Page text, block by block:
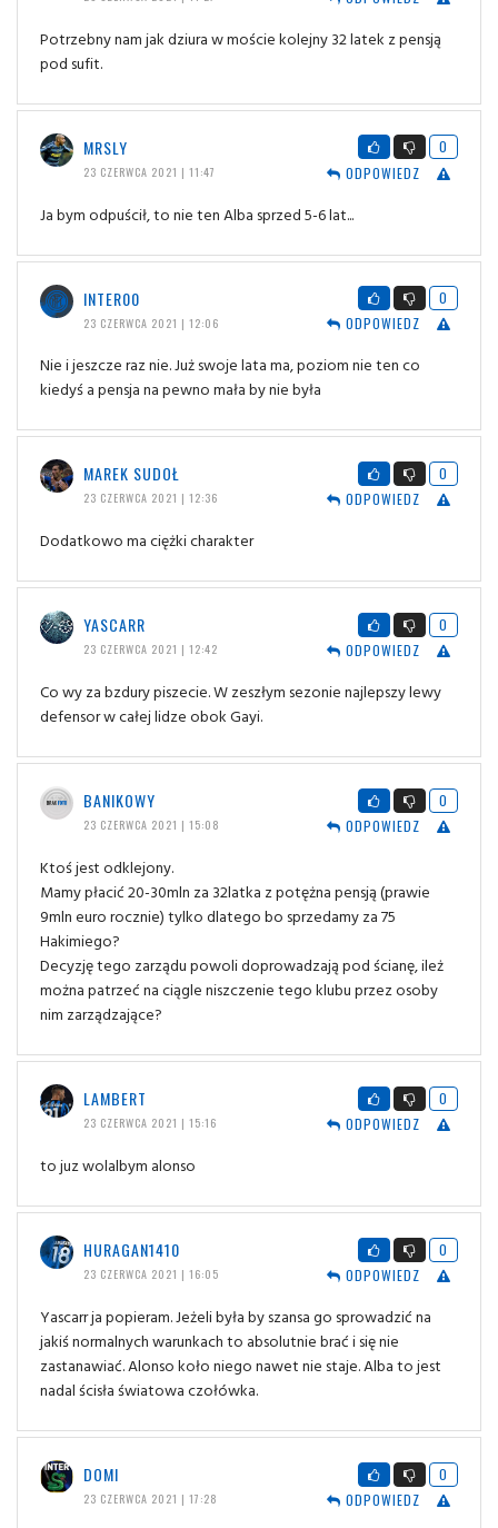
Potrzebny nam jak dziura w moście kolejny 32 latek z pensją
pod sufit.
MRSLY
23 CZERWCA 2021 | 11:47
0
ODPOWIEDZ
Ja bym odpuścił, to nie ten Alba sprzed 5-6 lat...
INTER00
23 CZERWCA 2021 | 12:06
0
ODPOWIEDZ
Nie i jeszcze raz nie. Już swoje lata ma, poziom nie ten co
kiedyś a pensja na pewno mała by nie była
MAREK SUDOŁ
23 CZERWCA 2021 | 12:36
0
ODPOWIEDZ
Dodatkowo ma ciężki charakter
YASCARR
23 CZERWCA 2021 | 12:42
0
ODPOWIEDZ
Co wy za bzdury piszecie. W zeszłym sezonie najlepszy lewy
defensor w całej lidze obok Gayi.
BANIKOWY
23 CZERWCA 2021 | 15:08
0
ODPOWIEDZ
Ktoś jest odklejony.
Mamy płacić 20-30mln za 32latka z potężna pensją (prawie
9mln euro rocznie) tylko dlatego bo sprzedamy za 75
Hakimiego?
Decyzję tego zarządu powoli doprowadzają pod ścianę, ileż
można patrzeć na ciągle niszczenie tego klubu przez osoby
nim zarządzające?
LAMBERT
23 CZERWCA 2021 | 15:16
0
ODPOWIEDZ
to juz wolalbym alonso
HURAGAN1410
23 CZERWCA 2021 | 16:05
0
ODPOWIEDZ
Yascarr ja popieram. Jeżeli była by szansa go sprowadzić na
jakiś normalnych warunkach to absolutnie brać i się nie
zastanawiać. Alonso koło niego nawet nie staje. Alba to jest
nadal ścisła światowa czołówka.
DOMI
23 CZERWCA 2021 | 17:28
0
ODPOWIEDZ